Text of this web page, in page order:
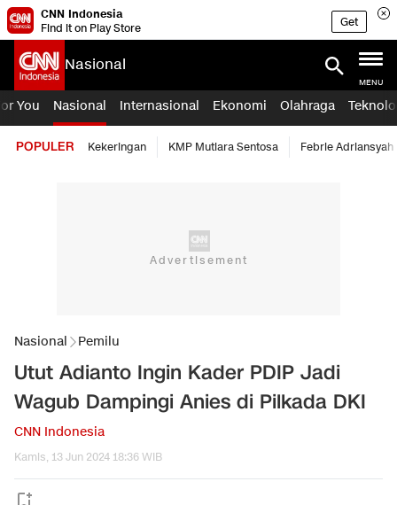
CNN Indonesia
Find it on Play Store
Get
Nasional
MENU
You Nasional Internasional Ekonomi Olahraga
POPULER Kekeringan KMP Mutiara Sentosa Febrie Adriansyah
Nasional Pemilu
Utut Adianto Ingin Kader PDIP Jadi
Wagub Dampingi Anies di Pilkada DKI
CNN Indonesia
Kamis, 13 Jun 2024 18:36 WIB